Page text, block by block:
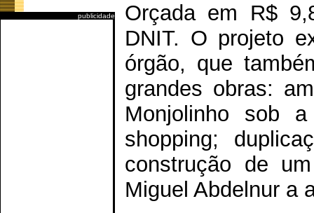
publicidade
Orçada em R$
DNIT. O projeto
órgão, que
grandes obras:
Monjolinho sob
shopping;
construção de
Miguel Abdelnur a